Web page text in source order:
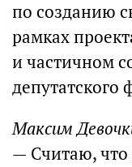
по созданию
рамках
и частичном
депутатского
Максим
— Считаю, что